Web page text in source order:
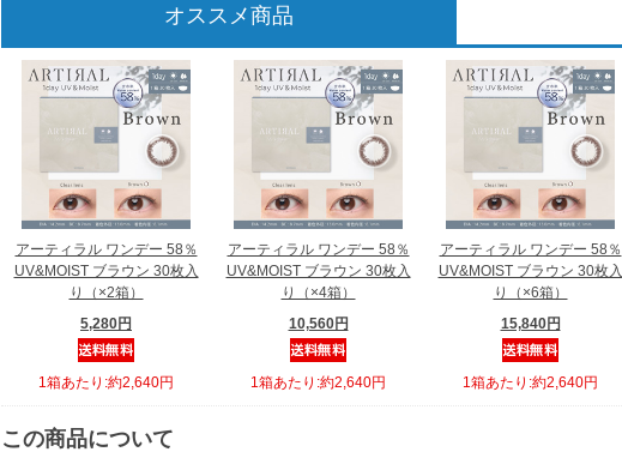
オススメ商品
アーティラル ワンデー 58％
UV&MOIST ブラウン 30枚入
り（×2箱）
5,280円
1箱あたり:約2,640円
アーティラル ワンデー 58％
UV&MOIST ブラウン 30枚入
り（×4箱）
10,560円
1箱あたり:約2,640円
アーティラル ワンデー 58％
UV&MOIST ブラウン 30枚入
り（×6箱）
15,840円
1箱あたり:約2,640円
この商品について